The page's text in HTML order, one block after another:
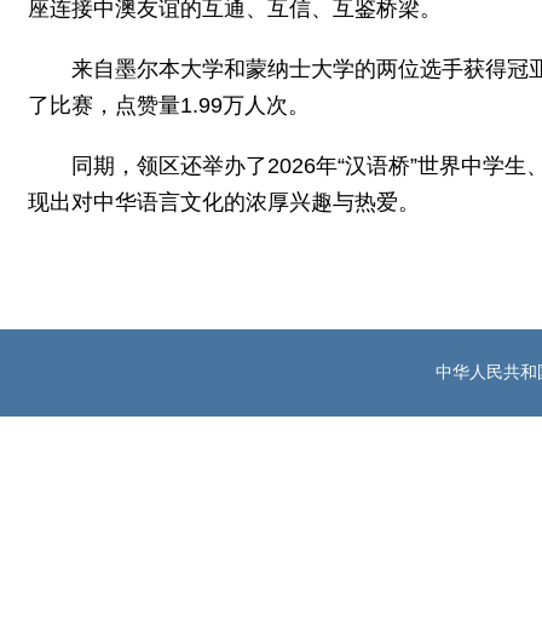
座连接中澳友谊的互通、互信、互鉴桥梁。
来自墨尔本大学和蒙纳士大学的两位选手获得冠
了比赛，点赞量1.99万人次。
同期，领区还举办了2026年“汉语桥”世界中学
现出对中华语言文化的浓厚兴趣与热爱。
中华人民共